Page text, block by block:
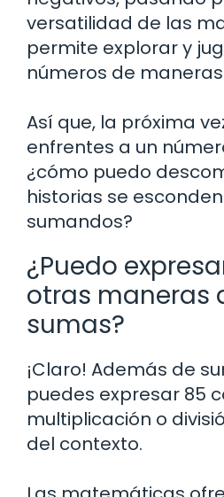
versatilidad de las
permite explorar y
números de
Así que, la próxima
enfrentes a un
¿cómo puedo
historias se
sumandos?
¿Puedo
otras maneras
sumas?
¡Claro! Además de
puedes expresar 85
multiplicación o
del contexto.